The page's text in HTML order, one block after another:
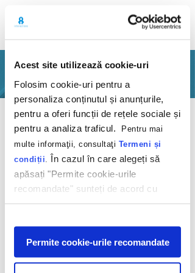
Acest site utilizează cookie-uri
Folosim cookie-uri pentru a
personaliza conținutul și anunțurile,
pentru a oferi funcții de rețele sociale și
pentru a analiza traficul.
Pentru mai
multe informaţii, consultaţi Termeni și
condiții În cazul în care alegeți să
apăsați "Permite cookie-urile
recomandate" sunteți de acord cu
utilizarea modulelor noastre cookie.
Afişare
Permite cookie-urile recomandate
PORTOFOLIU
Inapoi
Coș de Paști
Mega Image
2012
Cauți un cadou de Paști? Nu căuta mai